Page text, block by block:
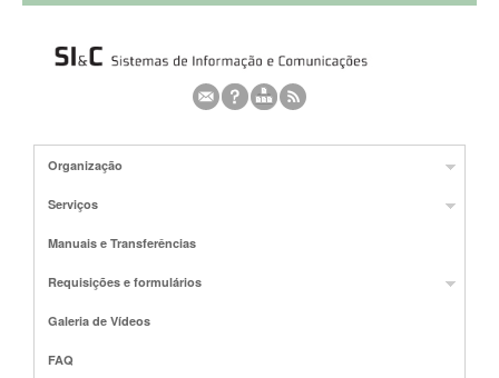
Organização
Serviços
Manuais e Transferências
Requisições e formulários
Galeria de Vídeos
FAQ